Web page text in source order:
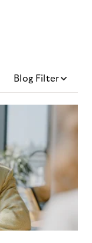
Blog Filter